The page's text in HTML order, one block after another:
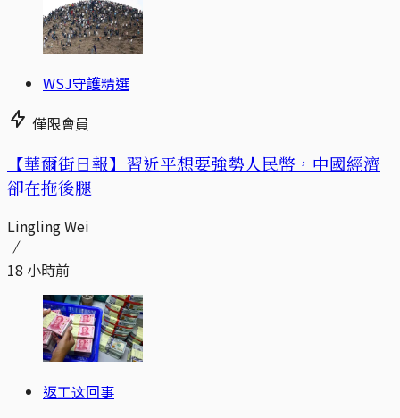
WSJ守護精選
僅限會員
【華爾街日報】習近平想要強勢人民幣，中國經濟
卻在拖後腿
Lingling Wei
18 小時前
返工这回事